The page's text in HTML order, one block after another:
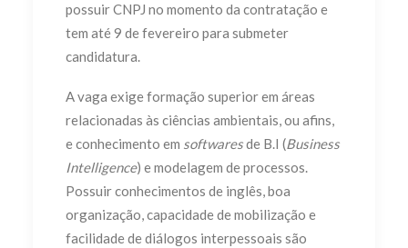
possuir CNPJ no momento da contratação e
tem até 9 de fevereiro para submeter
candidatura.
A vaga exige formação superior em áreas
relacionadas às ciências ambientais, ou afins,
e conhecimento em softwaresde B.I (Business
Intelligence) e modelagem de processos.
Possuir conhecimentos de inglês, boa
organização, capacidade de mobilização e
facilidade de diálogos interpessoais são